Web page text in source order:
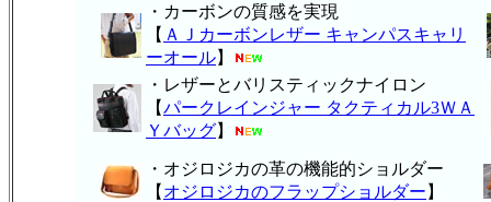
・カーボンの質感を実現
【 ＡＪカーボンレザー キャンパスキャリ
ーオール】
・レザーとバリスティックナイロン
【パークレインジャー タクティカル3ＷＡ
Ｙバッグ】
・オジロジカの革の機能的ショルダー
【 オジロジカのフラップショルダー 】